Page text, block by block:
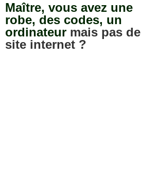
Maître, vous avez une
robe, des codes, un
ordinateur mais pas de
site internet ?